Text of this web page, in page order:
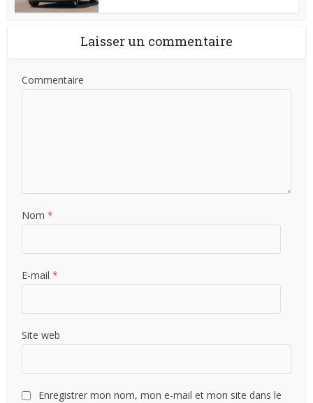
Laisser un commentaire
Commentaire
Nom*
E-mail*
Site web
Enregistrer mon nom, mon e-mail et mon site dans le